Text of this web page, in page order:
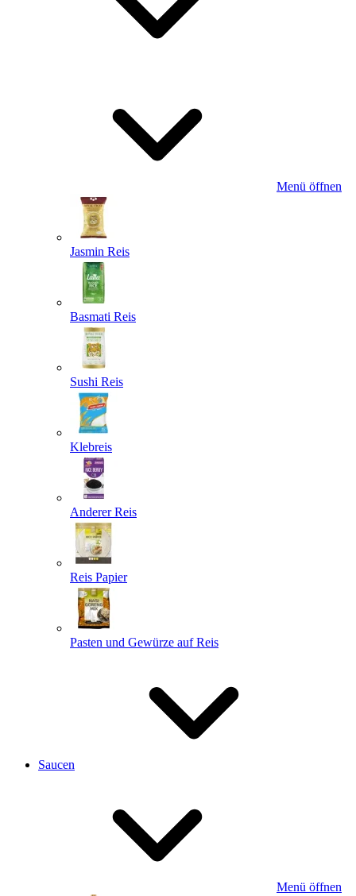
Menü öffnen
Jasmin Reis
Basmati Reis
Sushi Reis
Klebreis
Anderer Reis
Reis Papier
Pasten und Gewürze auf Reis
Saucen
Menü öffnen